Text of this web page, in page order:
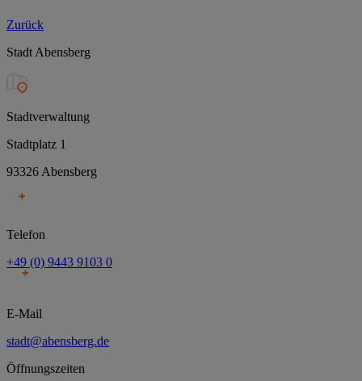
Zurück
Stadt Abensberg
Stadtverwaltung
Stadtplatz 1
93326 Abensberg
Telefon
+49 (0) 9443 9103 0
E-Mail
stadt@abensberg.de
Öffnungszeiten